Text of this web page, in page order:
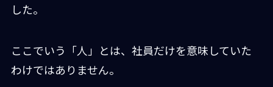
した。
ここでいう「人」とは、社員だけを意味していた
わけではありません。